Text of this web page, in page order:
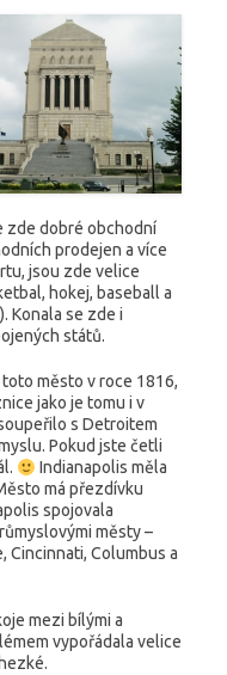
zde dobré obchodní
prodejen a více
jsou zde velice
hokej, baseball a
Konala se zde i
států.
město v roce 1816,
jako je tomu i v
s Detroitem
Pokud jste četli
Indianapolis měla
má přezdívku
spojovala
městy –
Cincinnati, Columbus a
mezi bílými a
vypořádala velice